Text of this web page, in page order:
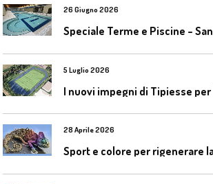
26 Giugno 2026
5 Luglio 2026
I nuovi impegni di Tipiesse
28 Aprile 2026